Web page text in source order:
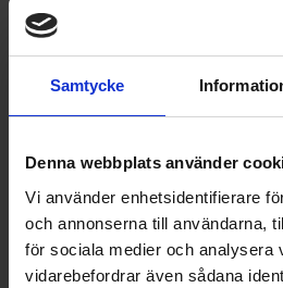
Samtycke
Denna webbplats använder
Vi använder enhetsidentifierare
och annonserna till användarna,
för sociala medier och analysera
vidarebefordrar även sådana
Flyttbara ugnsstegar för
bekvämare rengöring
De flyttbara stegarna gör det lätt
även i de mest svåråtkomliga
minskar ansträngningen, så du kan